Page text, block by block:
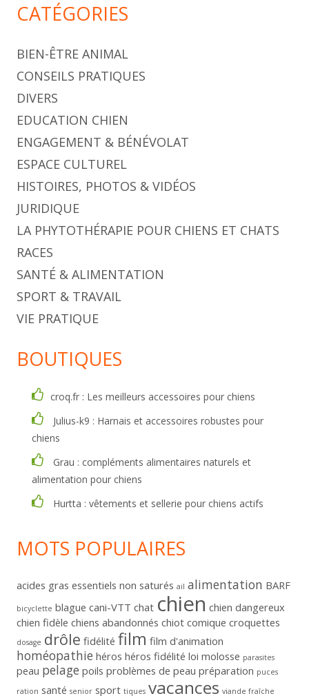
CATÉGORIES
BIEN-ÊTRE ANIMAL
CONSEILS PRATIQUES
DIVERS
EDUCATION CHIEN
ENGAGEMENT & BÉNÉVOLAT
ESPACE CULTUREL
HISTOIRES, PHOTOS & VIDÉOS
JURIDIQUE
LA PHYTOTHÉRAPIE POUR CHIENS ET CHATS
RACES
SANTÉ & ALIMENTATION
SPORT & TRAVAIL
VIE PRATIQUE
BOUTIQUES
croq.fr : Les meilleurs accessoires pour chiens
Julius-k9 : Harnais et accessoires robustes pour
chiens
Grau : compléments alimentaires naturels et
alimentation pour chiens
Hurtta : vêtements et sellerie pour chiens actifs
MOTS POPULAIRES
acides gras essentiels non saturés ail alimentation BARF
bicyclette blague cani-VTT chat chien chien dangereux
chien fidèle chiens abandonnés chiot comique croquettes
dosage drôle fidélité film film d'animation
homéopathie héros héros fidélité loi molosse parasites
peau pelage poils problèmes de peau préparation puces
ration santé senior sport tiques vacances viande fraîche